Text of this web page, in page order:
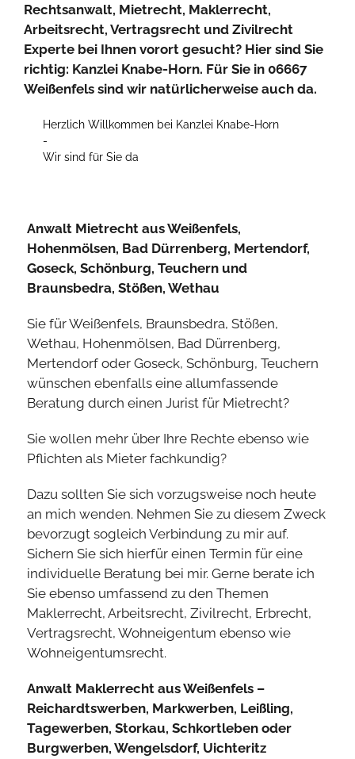
Rechtsanwalt, Mietrecht, Maklerrecht,
Arbeitsrecht, Vertragsrecht und Zivilrecht
Experte bei Ihnen vorort gesucht? Hier sind Sie
richtig: Kanzlei Knabe-Horn. Für Sie in 06667
Weißenfels sind wir natürlicherweise auch da.
Herzlich Willkommen bei Kanzlei Knabe-Horn
-
Wir sind für Sie da
Anwalt Mietrecht aus Weißenfels,
Hohenmölsen, Bad Dürrenberg, Mertendorf,
Goseck, Schönburg, Teuchern und
Braunsbedra, Stößen, Wethau
Sie für Weißenfels, Braunsbedra, Stößen,
Wethau, Hohenmölsen, Bad Dürrenberg,
Mertendorf oder Goseck, Schönburg, Teuchern
wünschen ebenfalls eine allumfassende
Beratung durch einen Jurist für Mietrecht?
Sie wollen mehr über Ihre Rechte ebenso wie
Pflichten als Mieter fachkundig?
Dazu sollten Sie sich vorzugsweise noch heute
an mich wenden. Nehmen Sie zu diesem Zweck
bevorzugt sogleich Verbindung zu mir auf.
Sichern Sie sich hierfür einen Termin für eine
individuelle Beratung bei mir. Gerne berate ich
Sie ebenso umfassend zu den Themen
Maklerrecht, Arbeitsrecht, Zivilrecht, Erbrecht,
Vertragsrecht, Wohneigentum ebenso wie
Wohneigentumsrecht.
Anwalt Maklerrecht aus Weißenfels –
Reichardtswerben, Markwerben, Leißling,
Tagewerben, Storkau, Schkortleben oder
Burgwerben, Wengelsdorf, Uichteritz